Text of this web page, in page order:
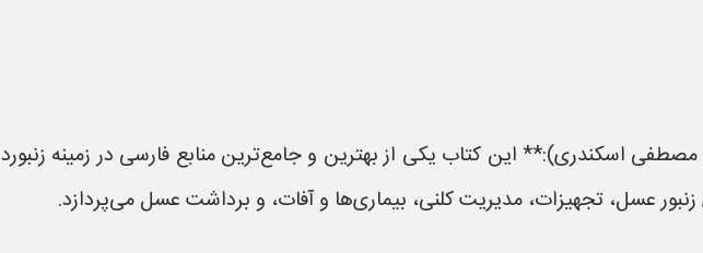
مصطفی اسکندری):** این کتاب یکی از بهترین و جامع‌ترین منابع فارسی در زمینه
زنبور عسل، تجهیزات، مدیریت کلنی، بیماری‌ها و آفات، و برداشت عسل می‌پردازد.